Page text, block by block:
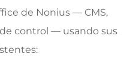
de Nonius — CMS,
control — usando sus